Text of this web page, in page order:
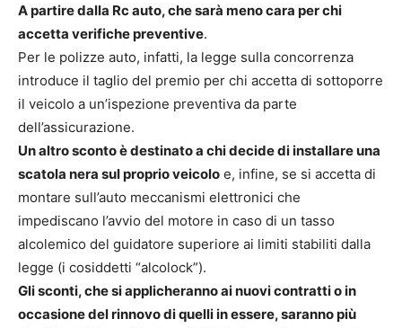
A partire dalla Rc auto, che sarà meno cara per chi
accetta verifiche preventive.
Per le polizze auto, infatti, la legge sulla concorrenza
introduce il taglio del premio per chi accetta di sottoporre
il veicolo a un’ispezione preventiva da parte
dell’assicurazione.
Un altro sconto è destinato a chi decide di installare una
scatola nera sul proprio veicolo e, infine, se si accetta di
montare sull’auto meccanismi elettronici che
impediscano l’avvio del motore in caso di un tasso
alcolemico del guidatore superiore ai limiti stabiliti dalla
legge (i cosiddetti “alcolock”).
Gli sconti, che si applicheranno ai nuovi contratti o in
occasione del rinnovo di quelli in essere, saranno più